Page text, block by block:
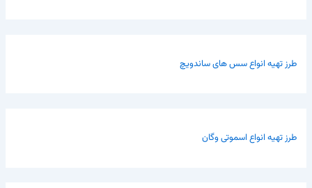
طرز تهیه انواع سس های ساندویچ
طرز تهیه انواع اسموتی وگان